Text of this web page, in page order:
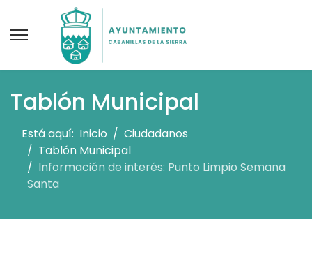
Tablón Municipal
Está aquí: Inicio
Ciudadanos
Tablón Municipal
Información de interés: Punto Limpio Semana
Santa